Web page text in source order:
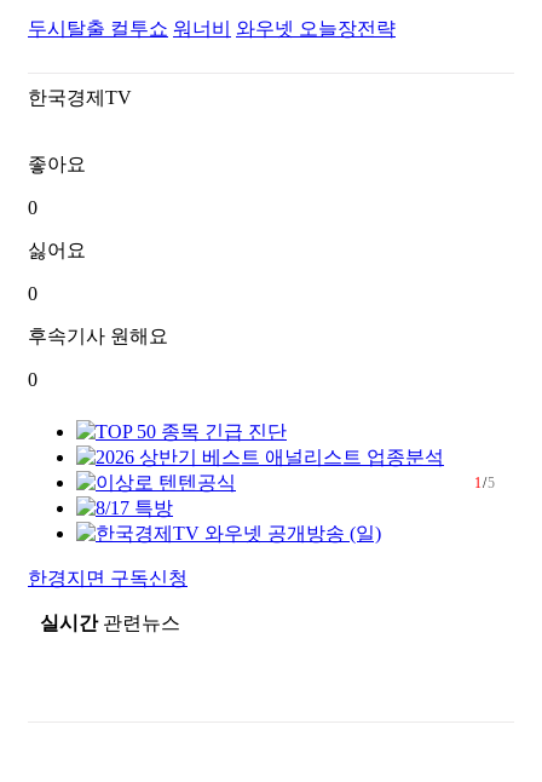
두시탈출 컬투쇼 워너비 와우넷 오늘장전략
한국경제TV
좋아요
0
싫어요
0
후속기사 원해요
0
1/5
한경지면 구독신청
실시간관련뉴스